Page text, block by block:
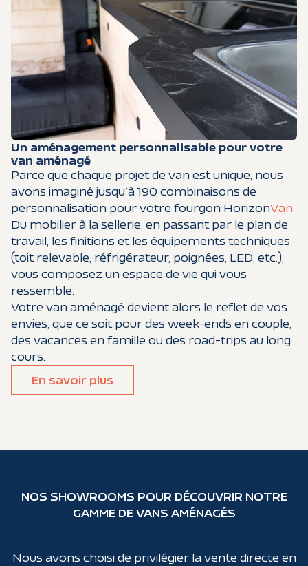
Un aménagement personnalisable pour votre
van aménagé
Parce que chaque projet de van est unique, nous
avons imaginé jusqu’à 190 combinaisons de
personnalisation pour votre fourgon HorizonVan
Du mobilier à la sellerie, en passant par le plan de
travail, les finitions et les équipements techniques
(toit relevable, réfrigérateur, poignées, LED, etc.),
vous composez un espace de vie qui vous
ressemble.
Votre van aménagé devient alors le reflet de vos
envies, que ce soit pour des week-ends en couple,
des vacances en famille ou des road-trips au long
cours.
En savoir plus
NOS SHOWROOMS POUR DÉCOUVRIR NOTRE
GAMME DE VANS AMÉNAGÉS
Nous avons choisi de privilégier la vente directe en